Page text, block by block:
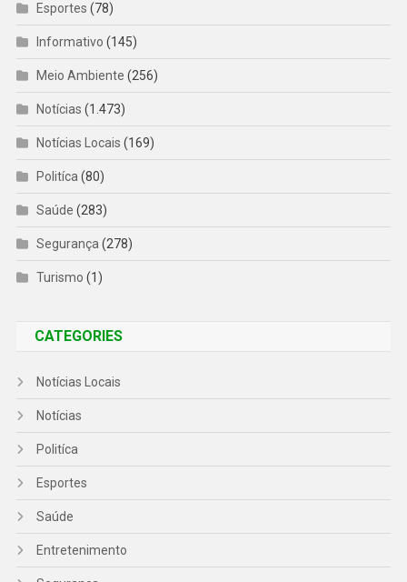
Esportes (78)
Informativo (145)
Meio Ambiente (256)
Notícias (1.473)
Notícias Locais (169)
Politíca (80)
Saúde (283)
Segurança (278)
Turismo (1)
CATEGORIES
Notícias Locais
Notícias
Politíca
Esportes
Saúde
Entretenimento